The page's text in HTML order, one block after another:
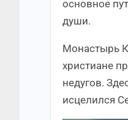
основное
души.
Монастырь
христиане
недугов.
исцелился